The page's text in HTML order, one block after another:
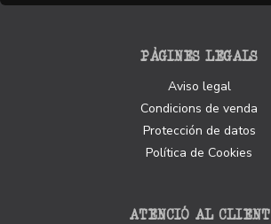
PÀGINES LEGALS
Aviso legal
Condicions de venda
Protección de datos
Política de Cookies
ATENCIÓ AL CLIENT